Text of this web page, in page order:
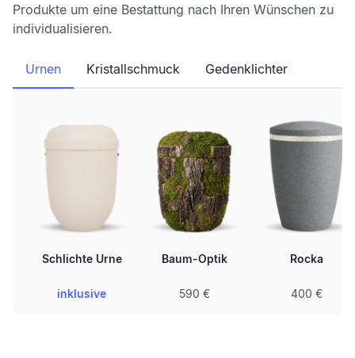
Produkte um eine Bestattung nach Ihren Wünschen zu
individualisieren.
Urnen Kristallschmuck Gedenklichter
Schlichte Urne
inklusive
Baum-Optik
590 €
Rocka
400 €